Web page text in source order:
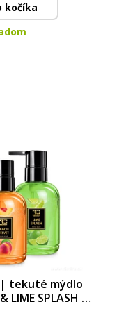
kočíka
| tekuté mýdlo
LIME SPLASH &